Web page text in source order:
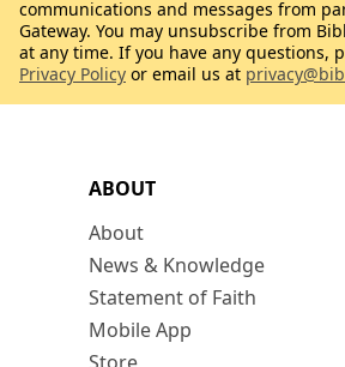
ABOUT
About
News & Knowledge
Statement of Faith
Mobile App
communications and messages from
Gateway. You may unsubscribe from
at any time. If you have any questions,
Privacy Policy or email us at